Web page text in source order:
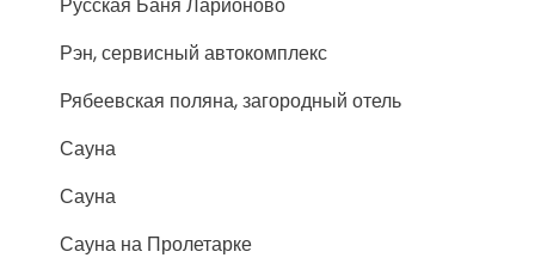
Русская Баня Ларионово
Рэн, сервисный автокомплекс
Рябеевская поляна, загородный отель
Сауна
Сауна
Сауна на Пролетарке